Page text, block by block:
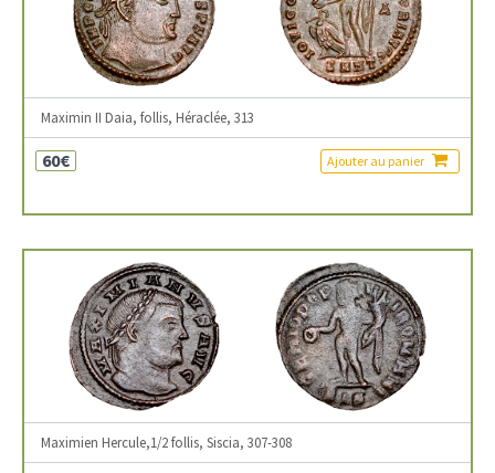
Maximin II Daia, follis, Héraclée, 313
60€ Ajouter au panier
Maximien Hercule,1/2 follis, Siscia, 307-308